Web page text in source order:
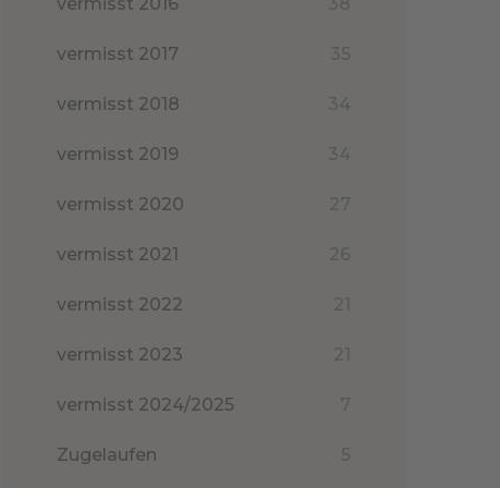
vermisst 2017 35
vermisst 2018 34
vermisst 2019 34
vermisst 2020 27
vermisst 2021 26
vermisst 2022 21
vermisst 2023 21
vermisst 2024/2025 7
Zugelaufen 5